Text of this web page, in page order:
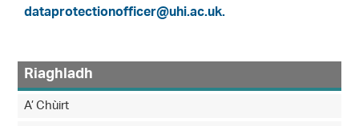
dataprotectionofficer@uhi.ac.uk.
Riaghladh
A’ Chùirt